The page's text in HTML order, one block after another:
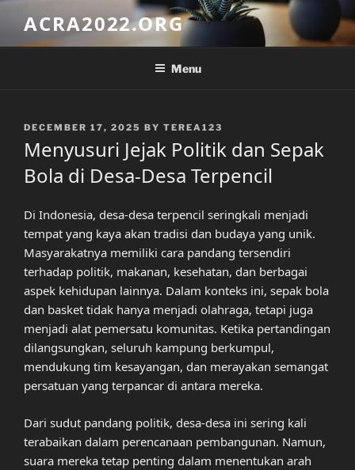
content
ACRA2022.ORG
Menu
POSTED
DECEMBER 17, 2025 BY TEREA123
Menyusuri Jejak Politik dan Sepak
Bola di Desa-Desa Terpencil
Di Indonesia, desa-desa terpencil seringkali menjadi
tempat yang kaya akan tradisi dan budaya yang unik.
Masyarakatnya memiliki cara pandang tersendiri
terhadap politik, makanan, kesehatan, dan berbagai
aspek kehidupan lainnya. Dalam konteks ini, sepak bola
dan basket tidak hanya menjadi olahraga, tetapi juga
menjadi alat pemersatu komunitas. Ketika pertandingan
dilangsungkan, seluruh kampung berkumpul,
mendukung tim kesayangan, dan merayakan semangat
persatuan yang terpancar di antara mereka.
Dari sudut pandang politik, desa-desa ini sering kali
terabaikan dalam perencanaan pembangunan. Namun,
suara mereka tetap penting dalam menentukan arah